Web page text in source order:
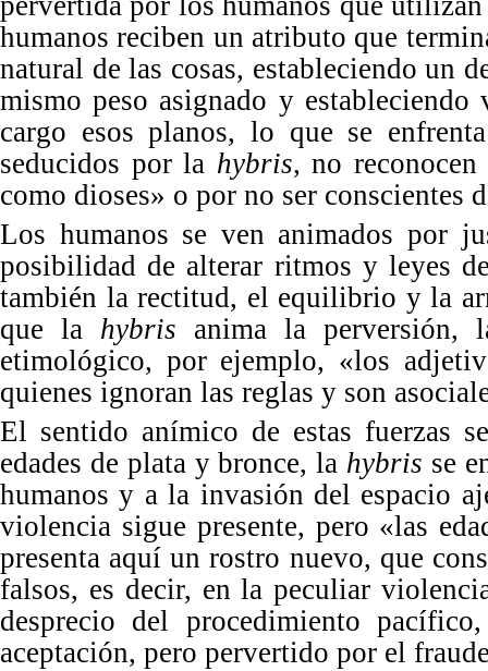
humanos reciben un atributo que
natural de las cosas, estableciendo un
mismo peso asignado y
cargo esos planos, lo que se
seducidos por la hybris, no
como dioses» o por no ser conscientes
Los humanos se ven animados por
posibilidad de alterar ritmos y leyes
también la rectitud, el equilibrio y la
que la hybris anima la perversión,
etimológico, por ejemplo, «los
quienes ignoran las reglas y son
El sentido anímico de estas fuerzas
edades de plata y bronce, la hybris se
humanos y a la invasión del espacio
violencia sigue presente, pero «las
presenta aquí un rostro nuevo, que
falsos, es decir, en la peculiar
desprecio del procedimiento
aceptación, pero pervertido por el